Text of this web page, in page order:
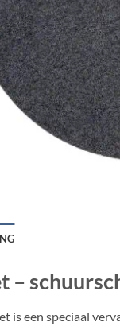
–
is een speciaal